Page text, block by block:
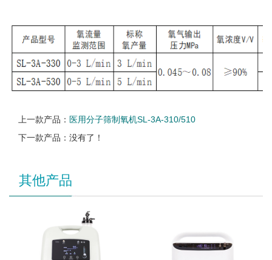
上一款产品： 医用分子筛制氧机SL-3A-310/510
下一款产品：没有了！
其他产品